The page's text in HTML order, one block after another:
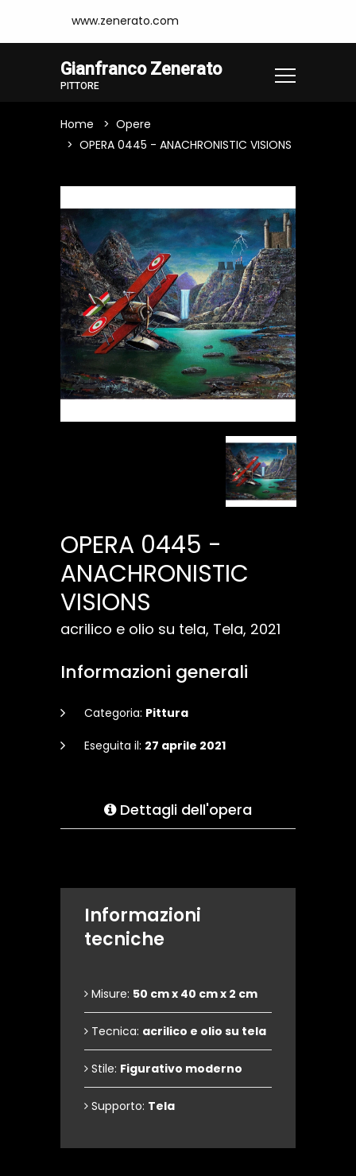
www.zenerato.com
Gianfranco Zenerato
PITTORE
Home
Opere
OPERA 0445 - ANACHRONISTIC VISIONS
OPERA 0445 -
ANACHRONISTIC
VISIONS
acrilico e olio su tela, Tela, 2021
Informazioni generali
Categoria: Pittura
Eseguita il: 27 aprile 2021
Dettagli dell'opera
Informazioni
tecniche
Misure: 50 cm x 40 cm x 2 cm
Tecnica: acrilico e olio su tela
Stile: Figurativo moderno
Supporto: Tela